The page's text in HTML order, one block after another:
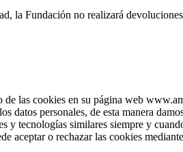
la Fundación no realizará
las cookies en su página web
datos personales, de esta manera
tecnologías similares siempre y
aceptar o rechazar las cookies